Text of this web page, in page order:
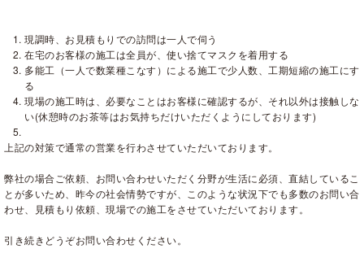
現調時、お見積もりでの訪問は一人で伺う
在宅のお客様の施工は全員が、使い捨てマスクを着用する
多能工（一人で数業種こなす）による施工で少人数、工期短縮の施工にす
る
現場の施工時は、必要なことはお客様に確認するが、それ以外は接触しな
い(休憩時のお茶等はお気持ちだけいただくようにしております)
上記の対策で通常の営業を行わさせていただいております。
弊社の場合ご依頼、お問い合わせいただく分野が生活に必須、直結しているこ
とが多いため、昨今の社会情勢ですが、このような状況下でも多数のお問い合
わせ、見積もり依頼、現場での施工をさせていただいております。
引き続きどうぞお問い合わせください。